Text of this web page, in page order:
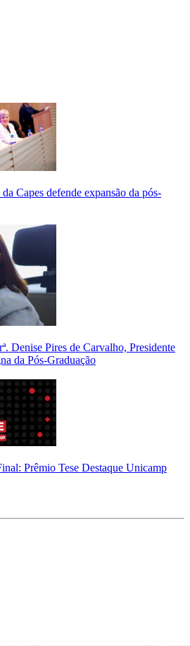
Capes defende expansão da pós-
Denise Pires de Carvalho, Presidente
da Pós-Graduação
Prêmio Tese Destaque Unicamp